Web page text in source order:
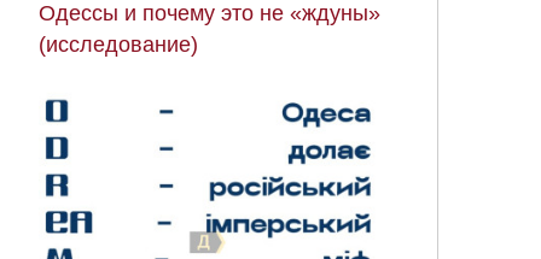
Одессы и почему это не «ждуны»
(исследование)